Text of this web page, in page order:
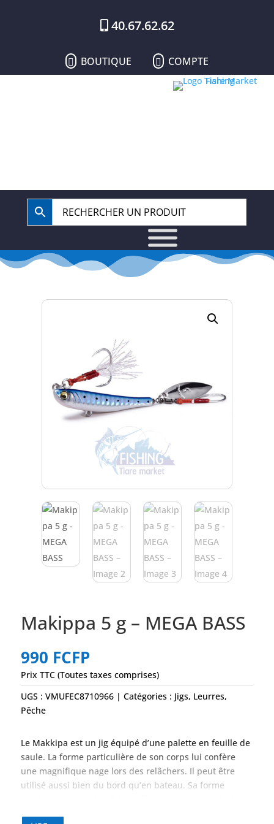
40.67.62.62
 BOUTIQUE  COMPTE
Makippa 5 g – MEGA BASS
990 FCFP
Prix TTC (Toutes taxes comprises)
UGS :VMUFEC8710966 Catégories : Jigs, Leurres,
Pêche
Le Makkipa est un jig équipé d’une palette en feuille de
saule. La forme particulière de son corps lui confère
une magnifique nage lors des relâchers. Il peut être
utilisé aussi bien du bord qu’en bateau. Sa forme